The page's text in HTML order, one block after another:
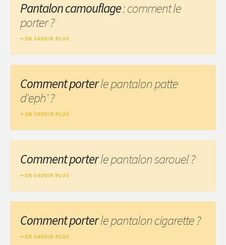
Pantalon camouflage: comment le
porter ?
EN SAVOIR PLUS
Comment porterle pantalon patte
d'eph' ?
EN SAVOIR PLUS
Comment porterle pantalon sarouel ?
EN SAVOIR PLUS
Comment porterle pantalon cigarette ?
EN SAVOIR PLUS